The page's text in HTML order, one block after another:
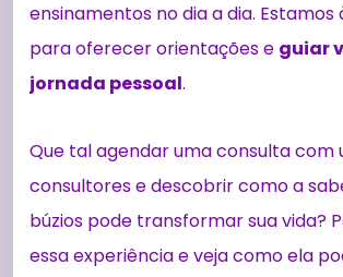
ensinamentos no dia a dia. Estamos
para oferecer orientações e guiar
jornada pessoal.
Que tal agendar uma consulta com
consultores e descobrir como a
búzios pode transformar sua vida?
essa experiência e veja como ela